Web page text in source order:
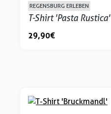
REGENSBURG ERLEBEN
T-Shirt 'Pasta Rustica'
29,90 €